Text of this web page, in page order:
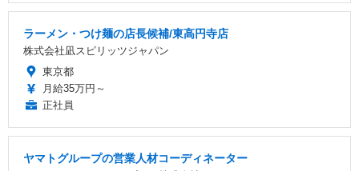
ラーメン・つけ麺の店長候補/東高円寺店
株式会社凪スピリッツジャパン
東京都
月給35万円～
正社員
ヤマトグループの営業人材コーディネーター